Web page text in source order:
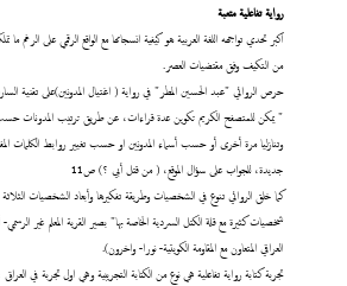
رواية تفاعلية متعبة
اكبر تحدي تواجهه اللغة العربية هو كيفية انسجامها مع الواقع الرقمي على الرغم ما
من التكيف وفق مقتضيات العصر.
حرص الروائي "عبد الحسين المطر" في رواية ( اغتيال المدونين)على تقنية
" يمكن للمتصفح الكريم تكوين عدة قراءات، عن طريق ترتيب المدونات حسب
وتنازليا مرة أخرى أو حسب أسماء المدونين او حسب تغيير روابط الكلمات
جديدة، للجواب على سؤال الموقع، ( من قتل أبي ؟) ص11
كما خلق الروائي تنوع في الشخصيات وطريقة تفكيرها وأبعاد الشخصيات
شخصيات كثيرة مع قلة الكتل السردية الخاصة بها" بصير القرية المعلم غير
العراقي المتعاون مع المقاومة الكويتية- نورا- واخرون).
تجربة كتابة رواية تفاعلية هي نوع من الكتابة التجريبية وهي اول تجربة في